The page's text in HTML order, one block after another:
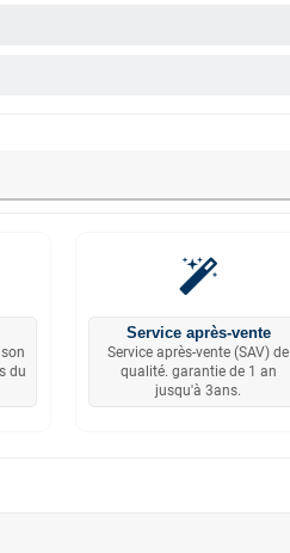
du
Service après-vente
Service après-vente (SAV) de
qualité. garantie de 1 an
jusqu'à 3ans.